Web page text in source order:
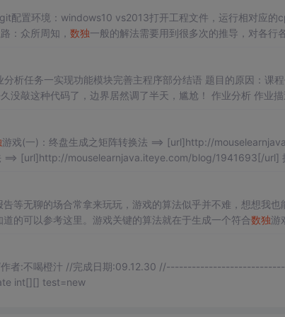
置环境：windows10 vs2013打开工程文件，运行相对应的
：众所周知， 数独一般的解法需要用到很多次的推导，对各行
析任务一实现功能模块完善主程序部分结语 题目的原因：课
没敲这种代码了，边界居然调了半天，尴尬！ 作业分析 作业
游戏(一)：终盘生成之矩阵转换法 ==> [url]http://
法
告等无聊的场合常拿来玩玩，游戏的算法似乎并不难，想想我也
道的可以参考这里。游戏关键的算法就在于生成一个符合数独游
不喝橙汁 //完成日期:09.12.30 //--------------------------------//
{ private int[] hole=new int[81]; private int[][] test=new